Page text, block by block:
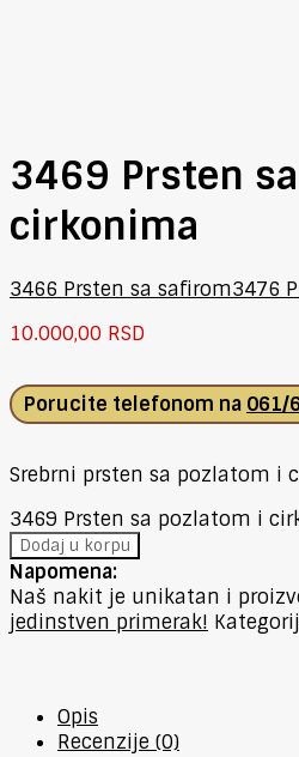
3469 Prsten
cirkonima
3466 Prsten sa safirom3476
10.000,00 RSD
Porucite telefonom na 061/
Srebrni prsten sa pozlatom i
3469 Prsten sa pozlatom i
Dodaj u korpu
Napomena:
Naš nakit je unikatan i
jedinstven primerak!
Opis
Recenzije (0)